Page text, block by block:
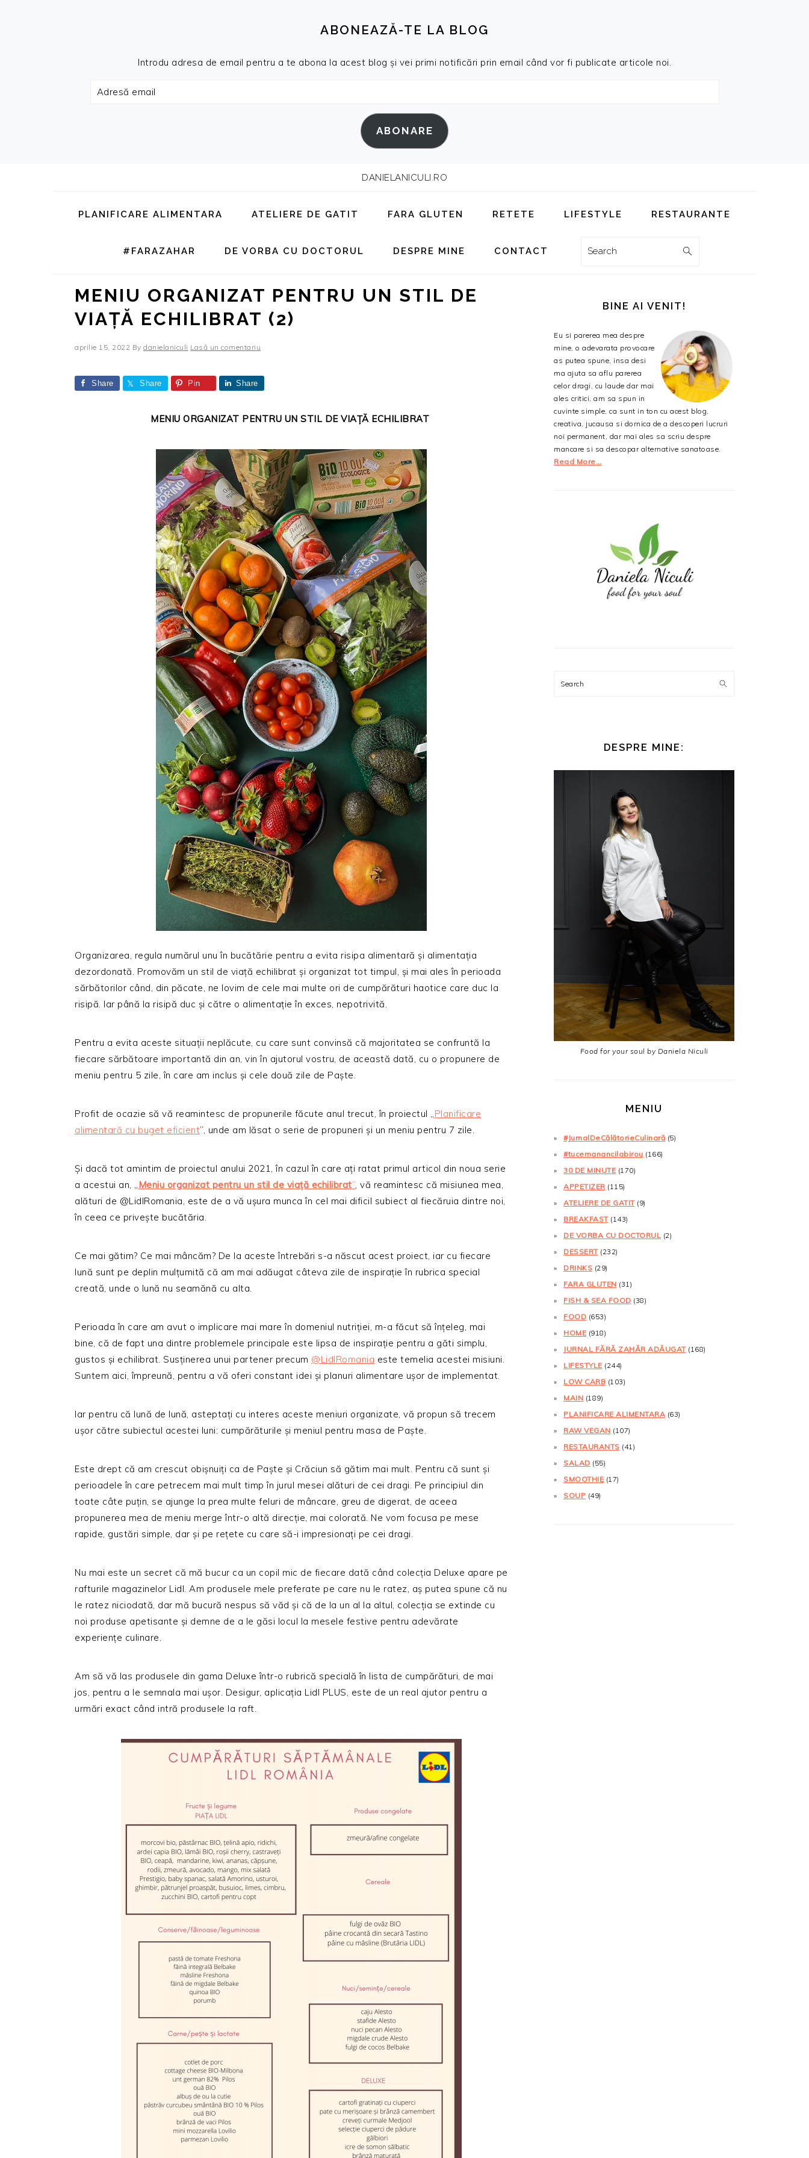
ABONEAZĂ-TE LA BLOG
Introdu adresa de email pentru a te abona la acest blog și vei primi notificări prin email când vor fi publicate articole noi.
Adresă
ABONARE
DANIELANICULI.RO
PLANIFICARE ALIMENTARA ATELIERE DE GATIT FARA GLUTEN RETETE LIFESTYLE RESTAURANTE
#FARAZAHAR DE VORBA CU DOCTORUL DESPRE MINE CONTACT Search
MENIU ORGANIZAT PENTRU UN STIL DE
VIAȚĂ ECHILIBRAT (2)
aprilie 15, 2022 By danielaniculi Lasă un comentariu
Share Share Pin Share
MENIU ORGANIZAT PENTRU UN STIL DE VIAȚĂ ECHILIBRAT
Organizarea, regula numărul unu în bucătărie pentru a evita risipa alimentară și alimentația
dezordonată. Promovăm un stil de viață echilibrat și organizat tot timpul, și mai ales în perioada
sărbătorilor când, din păcate, ne lovim de cele mai multe ori de cumpărături haotice care duc la
risipă. Iar până la risipă duc și către o alimentație în exces, nepotrivită.
Pentru a evita aceste situații neplăcute, cu care sunt convinsă că majoritatea se confruntă la
fiecare sărbătoare importantă din an, vin în ajutorul vostru, de această dată, cu o propunere de
meniu pentru 5 zile, în care am inclus și cele două zile de Paște.
Profit de ocazie să vă reamintesc de propunerile făcute anul trecut, în proiectul „ Planificare
alimentară cu buget eficient”, unde am lăsat o serie de propuneri și un meniu pentru 7 zile.
Și dacă tot amintim de proiectul anului 2021, în cazul în care ați ratat primul articol din noua serie
a acestui an, „ Meniu organizat pentru un stil de viață echilibrat” , vă reamintesc că misiunea mea,
alături de @LidlRomania, este de a vă ușura munca în cel mai dificil subiect al fiecăruia dintre noi,
în ceea ce privește bucătăria.
Ce mai gătim? Ce mai mâncăm? De la aceste întrebări s-a născut acest proiect, iar cu fiecare
lună sunt pe deplin mulțumită că am mai adăugat câteva zile de inspirație în rubrica special
creată, unde o lună nu seamănă cu alta.
Perioada în care am avut o implicare mai mare în domeniul nutriției, m-a făcut să înțeleg, mai
bine, că de fapt una dintre problemele principale este lipsa de inspirație pentru a găti simplu,
gustos și echilibrat. Susținerea unui partener precum @LidlRomania este temelia acestei misiuni.
Suntem aici, împreună, pentru a vă oferi constant idei și planuri alimentare ușor de implementat.
Iar pentru că lună de lună, asteptați cu interes aceste meniuri organizate, vă propun să trecem
ușor către subiectul acestei luni: cumpărăturile și meniul pentru masa de Paște.
Este drept că am crescut obișnuiți ca de Paște și Crăciun să gătim mai mult. Pentru că sunt și
perioadele în care petrecem mai mult timp în jurul mesei alături de cei dragi. Pe principiul din
toate câte puțin, se ajunge la prea multe feluri de mâncare, greu de digerat, de aceea
propunerea mea de meniu merge într-o altă direcție, mai colorată. Ne vom focusa pe mese
rapide, gustări simple, dar și pe rețete cu care să-i impresionați pe cei dragi.
Nu mai este un secret că mă bucur ca un copil mic de fiecare dată când colecția Deluxe apare pe
rafturile magazinelor Lidl. Am produsele mele preferate pe care nu le ratez, aș putea spune că nu
le ratez niciodată, dar mă bucură nespus să văd și că de la un al la altul, colecția se extinde cu
noi produse apetisante și demne de a le găsi locul la mesele festive pentru adevărate
experiențe culinare.
Am să vă las produsele din gama Deluxe într-o rubrică specială în lista de cumpărături, de mai
jos, pentru a le semnala mai ușor. Desigur, aplicația Lidl PLUS, este de un real ajutor pentru a
urmări exact când intră produsele la raft.
PRINCIPALĂBINE AI VENIT!
Eu si parerea mea despre
mine, o adevarata provocare
as putea spune, insa desi
ma ajuta sa aflu parerea
celor dragi, cu laude dar mai
ales critici, am sa spun in
cuvinte simple, ca sunt in ton cu acest blog,
creativa, jucausa si dornica de a descoperi lucruri
noi permanent, dar mai ales sa scriu despre
mancare si sa descopar alternative sanatoase.
Read More…
Search
DESPRE MINE:
Food for your soul by Daniela Niculi
MENIU
#JurnalDeCălătorieCulinară (5)
#tucemanancilabirou (166)
30 DE MINUTE (170)
APPETIZER (115)
ATELIERE DE GATIT(9)
BREAKFAST(143)
DE VORBA CU DOCTORUL (2)
DESSERT(232)
DRINKS (29)
FARA GLUTEN (31)
FISH & SEA FOOD (38)
FOOD (653)
HOME (918)
JURNAL FĂRĂ ZAHĂR ADĂUGAT(168)
LIFESTYLE (244)
LOW CARB (103)
MAIN (189)
PLANIFICARE ALIMENTARA (63)
RAW VEGAN (107)
RESTAURANTS (41)
SALAD (55)
SMOOTHIE (17)
SOUP (49)